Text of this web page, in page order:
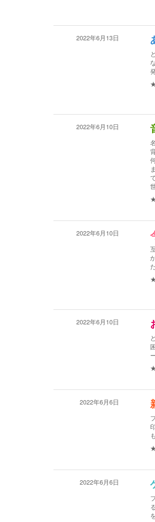
2022年6月13日
2022年6月10日
2022年6月10日
2022年6月10日
2022年6月6日
2022年6月6日